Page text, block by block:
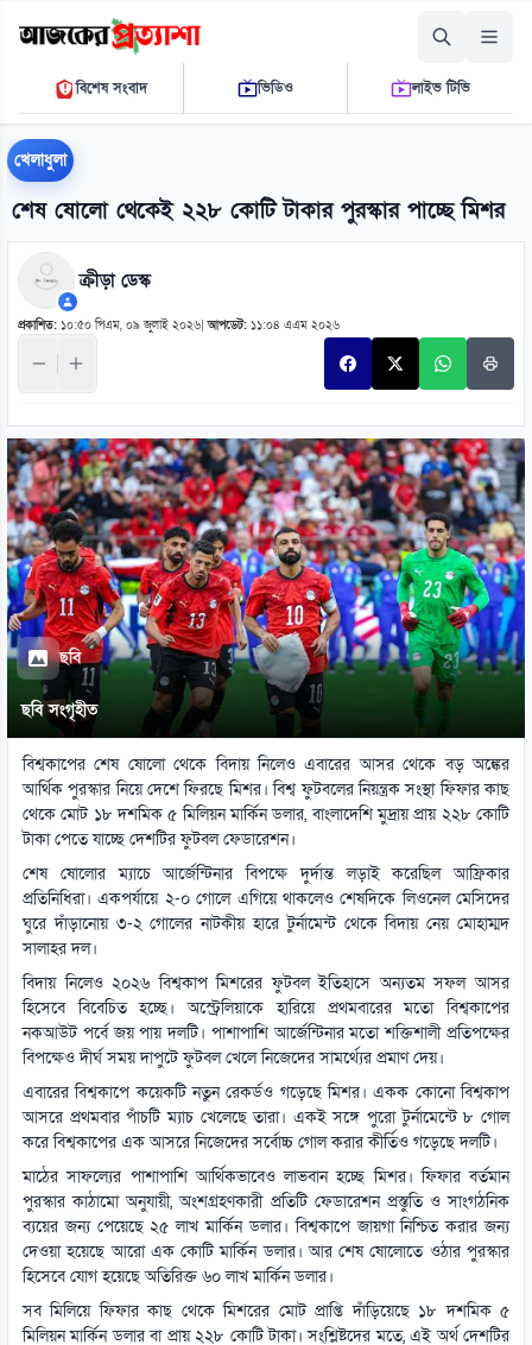
শনিবার, ০৮ আগস্ট ২০২৬
০৫:৫৩:৩৪ এ.এম.THE DAILY AJKER PROTTASHA
বিশেষ সংবাদ ভিডিও লাইভ টিভি
খেলাধুলা
শেষ ষোলো থেকেই ২২৮ কোটি টাকার পুরস্কার পাচ্ছে মিশর
ক্রীড়া ডেস্ক
প্রকাশিত: ১০:৫০ পিএম, ০৯ জুলাই ২০২৬ |আপডেট: ১১:০৪ এএম ২০২৬
ছবি
ছবি সংগৃহীত
বিশ্বকাপের শেষ ষোলো থেকে বিদায় নিলেও এবারের আসর থেকে বড় অঙ্কের
আর্থিক পুরস্কার নিয়ে দেশে ফিরছে মিশর। বিশ্ব ফুটবলের নিয়ন্ত্রক সংস্থা ফিফার কাছ
থেকে মোট ১৮ দশমিক ৫ মিলিয়ন মার্কিন ডলার, বাংলাদেশি মুদ্রায় প্রায় ২২৮ কোটি
টাকা পেতে যাচ্ছে দেশটির ফুটবল ফেডারেশন।
শেষ ষোলোর ম্যাচে আর্জেন্টিনার বিপক্ষে দুর্দান্ত লড়াই করেছিল আফ্রিকার
প্রতিনিধিরা। একপর্যায়ে ২-০ গোলে এগিয়ে থাকলেও শেষদিকে লিওনেল মেসিদের
ঘুরে দাঁড়ানোয় ৩-২ গোলের নাটকীয় হারে টুর্নামেন্ট থেকে বিদায় নেয় মোহাম্মদ
সালাহর দল।
বিদায় নিলেও ২০২৬ বিশ্বকাপ মিশরের ফুটবল ইতিহাসে অন্যতম সফল আসর
হিসেবে বিবেচিত হচ্ছে। অস্ট্রেলিয়াকে হারিয়ে প্রথমবারের মতো বিশ্বকাপের
নকআউট পর্বে জয় পায় দলটি। পাশাপাশি আর্জেন্টিনার মতো শক্তিশালী প্রতিপক্ষের
বিপক্ষেও দীর্ঘ সময় দাপুটে ফুটবল খেলে নিজেদের সামর্থ্যের প্রমাণ দেয়।
এবারের বিশ্বকাপে কয়েকটি নতুন রেকর্ডও গড়েছে মিশর। একক কোনো বিশ্বকাপ
আসরে প্রথমবার পাঁচটি ম্যাচ খেলেছে তারা। একই সঙ্গে পুরো টুর্নামেন্টে ৮ গোল
করে বিশ্বকাপের এক আসরে নিজেদের সর্বোচ্চ গোল করার কীর্তিও গড়েছে দলটি।
মাঠের সাফল্যের পাশাপাশি আর্থিকভাবেও লাভবান হচ্ছে মিশর। ফিফার বর্তমান
পুরস্কার কাঠামো অনুযায়ী, অংশগ্রহণকারী প্রতিটি ফেডারেশন প্রস্তুতি ও সাংগঠনিক
ব্যয়ের জন্য পেয়েছে ২৫ লাখ মার্কিন ডলার। বিশ্বকাপে জায়গা নিশ্চিত করার জন্য
দেওয়া হয়েছে আরো এক কোটি মার্কিন ডলার। আর শেষ ষোলোতে ওঠার পুরস্কার
হিসেবে যোগ হয়েছে অতিরিক্ত ৬০ লাখ মার্কিন ডলার।
সব মিলিয়ে ফিফার কাছ থেকে মিশরের মোট প্রাপ্তি দাঁড়িয়েছে ১৮ দশমিক ৫
মিলিয়ন মার্কিন ডলার বা প্রায় ২২৮ কোটি টাকা। সংশ্লিষ্টদের মতে, এই অর্থ দেশটির